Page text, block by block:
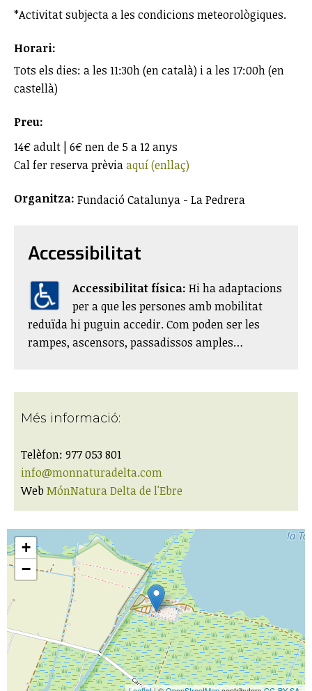
*Activitat subjecta a les condicions meteorològiques.
Horari:
Tots els dies: a les 11:30h (en català) i a les 17:00h (en
castellà)
Preu:
14€ adult | 6€ nen de 5 a 12 anys
Cal fer reserva prèviaaquí (enllaç)
Organitza: Fundació Catalunya - La Pedrera
Accessibilitat
Accessibilitat física: ​Hi ha adaptacions
per a que les persones amb mobilitat
reduïda hi puguin accedir. Com poden ser les
rampes, ascensors, passadissos amples…
Més informació:
Telèfon: 977 053 801
info@monnaturadelta.com
Web MónNatura Delta de l'Ebre
+
−